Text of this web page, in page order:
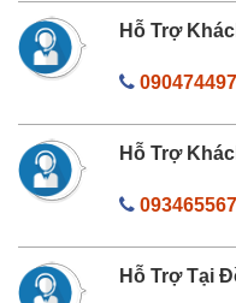
Hỗ Trợ
Hỗ Trợ
Hỗ Trợ Tại